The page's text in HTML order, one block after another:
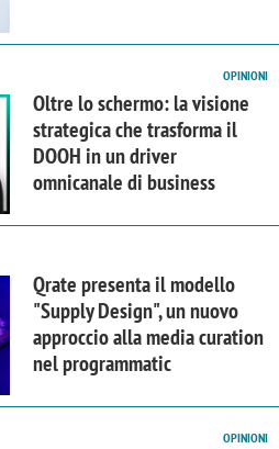
OPINIONI
Oltre lo schermo: la visione
strategica che trasforma il
DOOH in un driver
omnicanale di business
Qrate presenta il modello
"Supply Design", un nuovo
approccio alla media curation
nel programmatic
OPINIONI